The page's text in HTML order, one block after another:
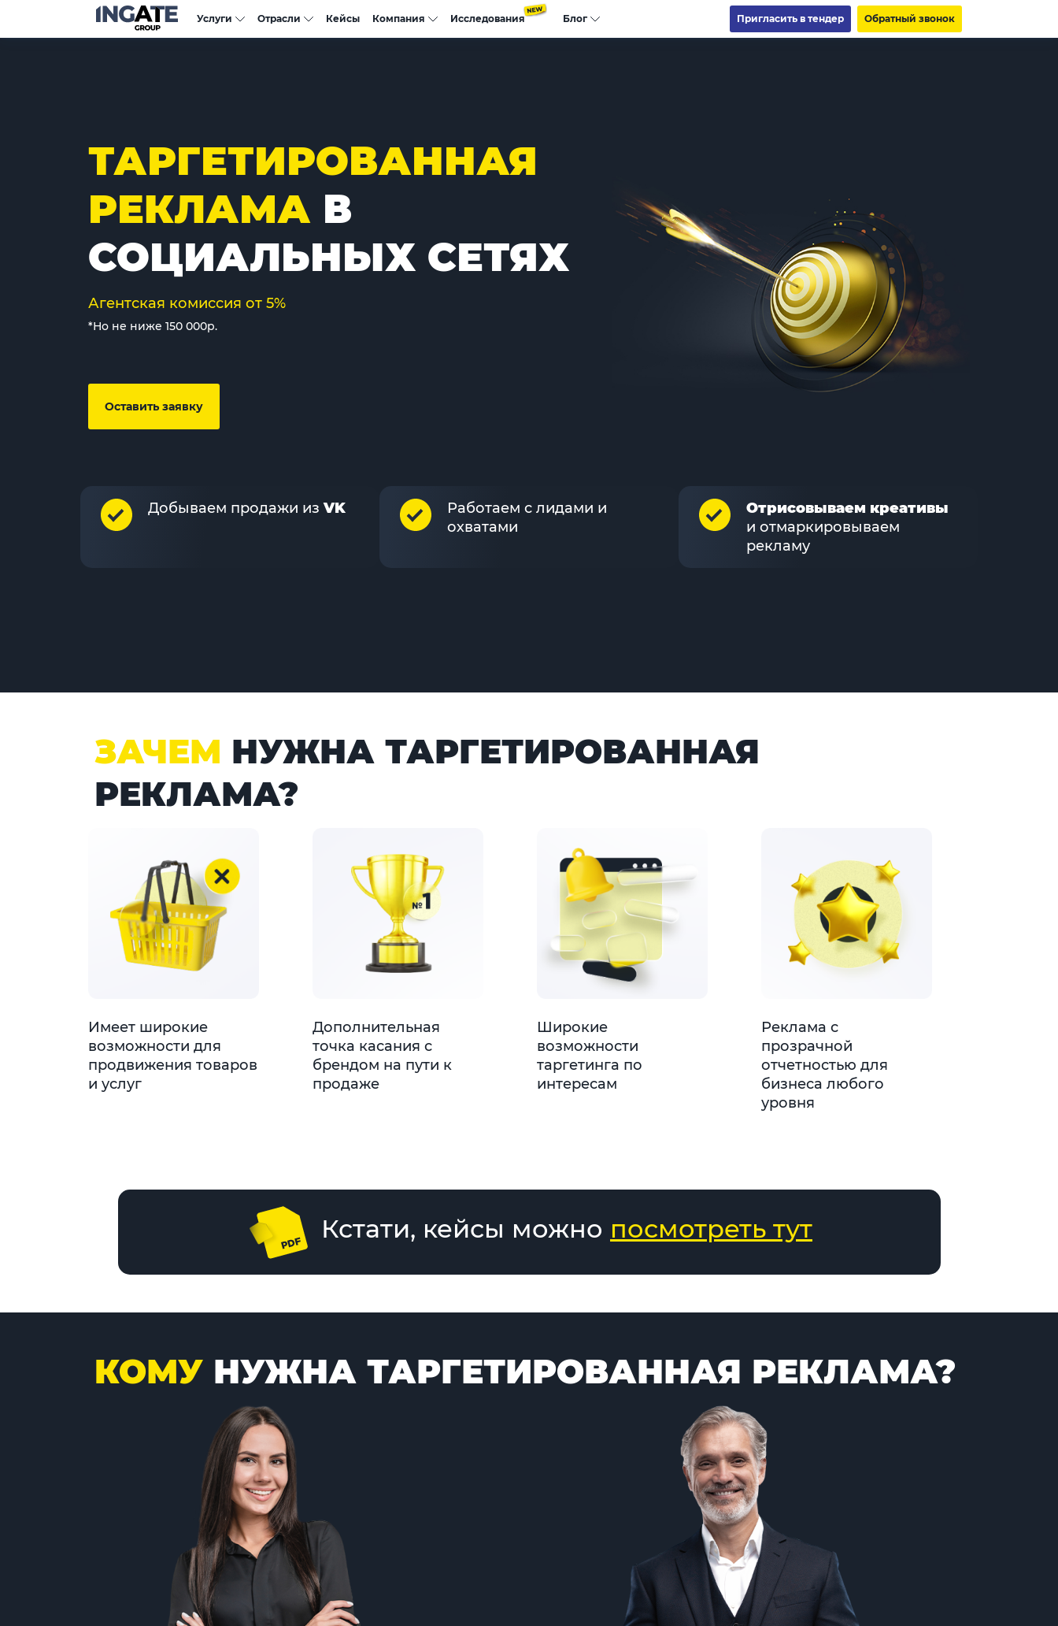
Услуги Отрасли Кейсы Компания Исследования Блог Пригласить в тендер Обратный звонок
ТАРГЕТИРОВАННАЯ
РЕКЛАМА В
СОЦИАЛЬНЫХ СЕТЯХ
Агентская комиссия от 5%
*Но не ниже 150 000р.
Оставить заявку
Добываем продажи изVK
Работаем с лидами и
охватами
Отрисовываем креативы
и отмаркировываем
рекламу
ЗАЧЕМ НУЖНА ТАРГЕТИРОВАННАЯ
РЕКЛАМА?
Имеет широкие
возможности для
продвижения товаров
и услуг
Дополнительная
точка касания с
брендом на пути к
продаже
Широкие
возможности
таргетинга по
интересам
Реклама с
прозрачной
отчетностью для
бизнеса любого
уровня
Кстати, кейсы можно посмотреть тут
КОМУ НУЖНА ТАРГЕТИРОВАННАЯ РЕКЛАМА?